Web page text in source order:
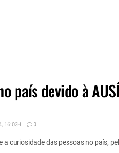
país devido à
16:03H 0
a curiosidade das pessoas no país,